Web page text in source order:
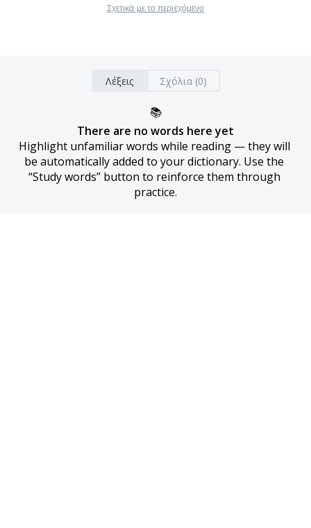
Σχετικά με το περιεχόμενο
Λέξεις Σχόλια (0)
📚
There are no words here yet
Highlight unfamiliar words while reading — they will
be automatically added to your dictionary. Use the
“Study words” button to reinforce them through
practice.